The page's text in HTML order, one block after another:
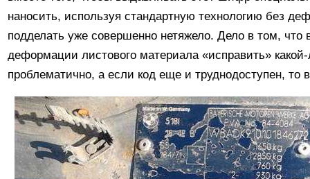
наносить, используя стандартную технологию без
подделать уже совершенно нетяжело. Дело в том, что
деформации листового материала «исправить»
проблематично, а если код еще и труднодоступен, то